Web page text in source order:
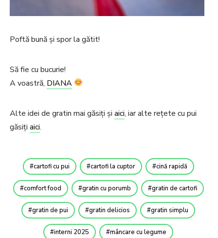
Poftă bună și spor la gătit!
Să fie cu bucurie!
A voastră, DIANA
Alte idei de gratin mai găsiți și aici, iar alte rețete cu pui
găsiți aici.
cartofi cu pui cartofi la cuptor cină rapidă
comfort food gratin cu porumb gratin de cartofi
gratin de pui gratin delicios gratin simplu
interni 2025 mâncare cu legume